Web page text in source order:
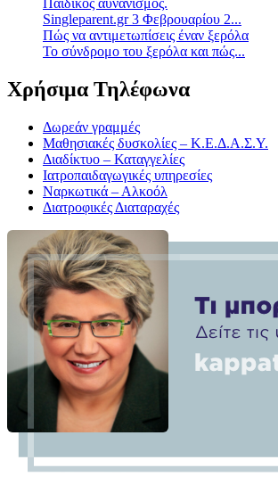
Παιδικός αυνανισμός.
Singleparent.gr 3 Φεβρουαρίου 2...
Πώς να αντιμετωπίσεις έναν ξερόλα
Το σύνδρομο του ξερόλα και πώς...
Χρήσιμα Τηλέφωνα
Δωρεάν γραμμές
Μαθησιακές δυσκολίες – Κ.Ε.Δ.Α.Σ.Υ.
Διαδίκτυο – Καταγγελίες
Ιατροπαιδαγωγικές υπηρεσίες
Ναρκωτικά – Αλκοόλ
Διατροφικές Διαταραχές